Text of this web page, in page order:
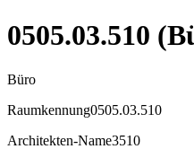
0505.03.510
Büro
Raumkennung0505.03.510
Architekten-Name3510